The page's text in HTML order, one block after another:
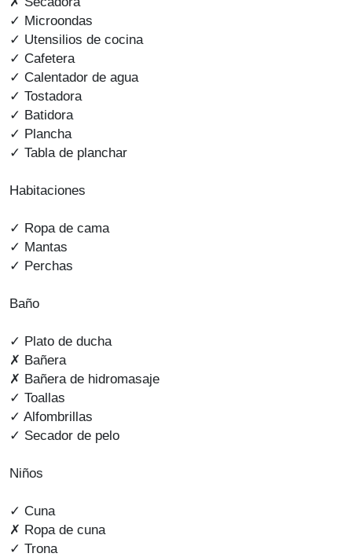
✓ Microondas
✓ Utensilios de cocina
✓ Cafetera
✓ Calentador de agua
✓ Tostadora
✓ Batidora
✓ Plancha
✓ Tabla de planchar
Habitaciones
✓ Ropa de cama
✓ Mantas
✓ Perchas
Baño
✓ Plato de ducha
✗ Bañera
✗ Bañera de hidromasaje
✓ Toallas
✓ Alfombrillas
✓ Secador de pelo
Niños
✓ Cuna
✗ Ropa de cuna
✓ Trona